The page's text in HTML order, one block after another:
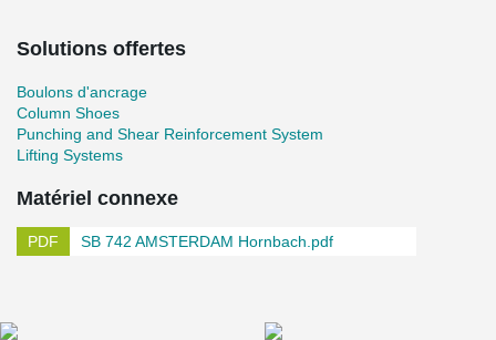
Solutions offertes
Boulons d'ancrage
Column Shoes
Punching and Shear Reinforcement System
Lifting Systems
Matériel connexe
SB 742 AMSTERDAM Hornbach.pdf